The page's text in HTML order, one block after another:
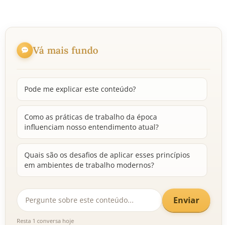
Vá mais fundo
Pode me explicar este conteúdo?
Como as práticas de trabalho da época
influenciam nosso entendimento atual?
Quais são os desafios de aplicar esses princípios
em ambientes de trabalho modernos?
Enviar
Resta 1 conversa hoje